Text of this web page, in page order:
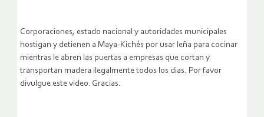
Corporaciones, estado nacional y autoridades municipales
hostigan y detienen a Maya-Kichés por usar leña para cocinar
mientras le abren las puertas a empresas que cortan y
transportan madera ilegalmente todos los dias. Por favor
divulgue este video. Gracias.